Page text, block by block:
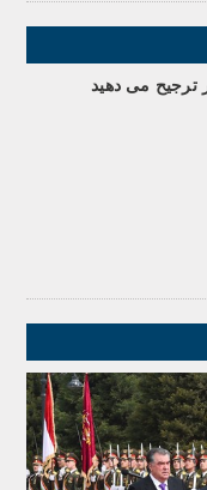
ترجيح می دهيد